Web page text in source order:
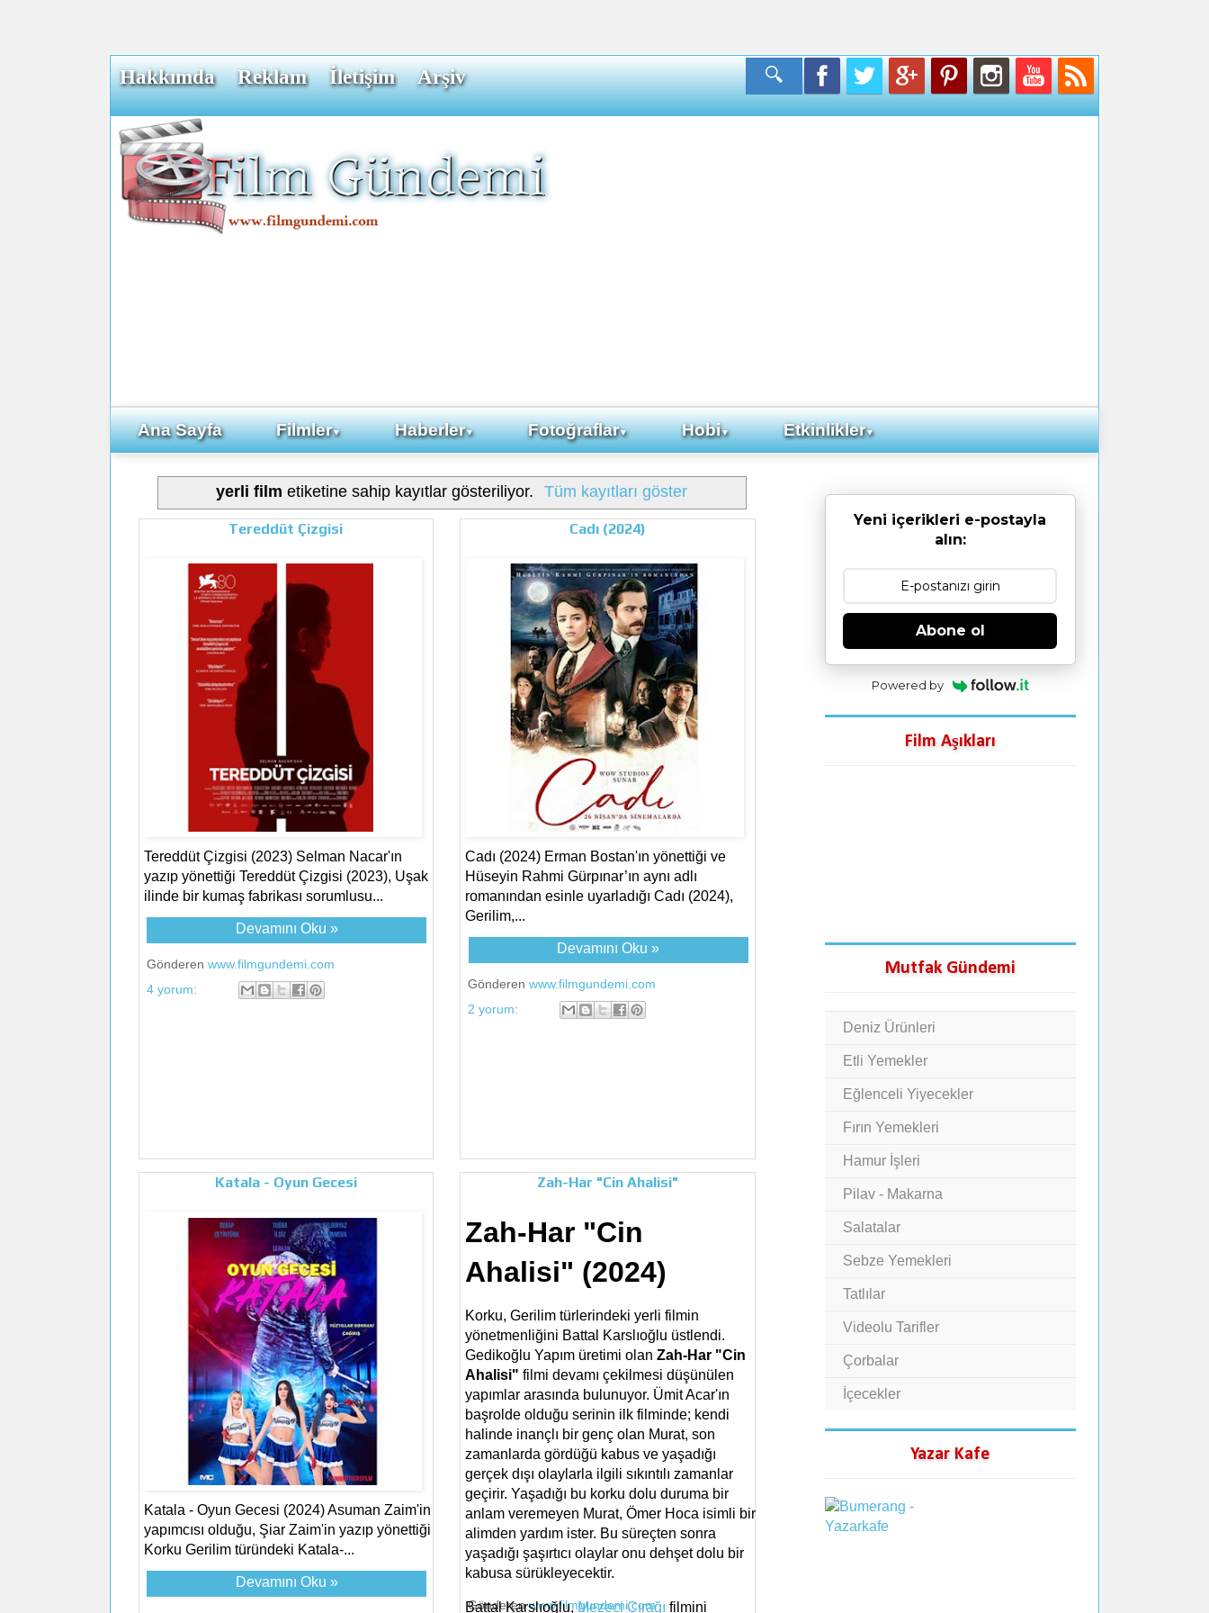
Hakkımda Reklam İletişim Arşiv
Ana Sayfa Filmler▼ Haberler▼ Fotoğraflar▼ Hobi▼ Etkinlikler▼
yerli film etiketine sahip kayıtlar gösteriliyor. Tüm kayıtları göster
Tereddüt Çizgisi
Tereddüt Çizgisi (2023) Selman Nacar'ın
yazıp yönettiği Tereddüt Çizgisi (2023), Uşak
ilinde bir kumaş fabrikası sorumlusu...
Devamını Oku »
Gönderen www.filmgundemi.com
4 yorum:
Cadı (2024)
Cadı (2024) Erman Bostan'ın yönettiği ve
Hüseyin Rahmi Gürpınar’ın aynı adlı
romanından esinle uyarladığı Cadı (2024),
Gerilim,...
Devamını Oku »
Gönderenwww.filmgundemi.com
2 yorum:
Katala - Oyun Gecesi
Katala - Oyun Gecesi (2024) Asuman Zaim'in
yapımcısı olduğu, Şiar Zaim'in yazıp yönettiği
Korku Gerilim türündeki Katala-...
Devamını Oku »
Zah-Har "Cin Ahalisi"
Zah-Har "Cin
Ahalisi" (2024)
Korku, Gerilim türlerindeki yerli filmin
yönetmenliğini Battal Karslıoğlu üstlendi.
Gedikoğlu Yapım üretimi olanZah-Har "Cin
Ahalisi" filmi devamı çekilmesi düşünülen
yapımlar arasında bulunuyor. Ümit Acar'ın
başrolde olduğu serinin ilk filminde; kendi
halinde inançlı bir genç olan Murat, son
zamanlarda gördüğü kabus ve yaşadığı
gerçek dışı olaylarla ilgili sıkıntılı zamanlar
geçirir. Yaşadığı bu korku dolu duruma bir
anlam veremeyen Murat, Ömer Hoca isimli bir
alimden yardım ister. Bu süreçten sonra
yaşadığı şaşırtıcı olaylar onu dehşet dolu bir
kabusa sürükleyecektir.
Battal Karslıoğlu,Mezeci Çırağı filmini
Gönderenwww.filmgundemi.com
Yeni içerikleri e-postayla
alın:
Abone ol
Powered by
Film Aşıkları
Mutfak Gündemi
Deniz Ürünleri
Etli Yemekler
Eğlenceli Yiyecekler
Fırın Yemekleri
Hamur İşleri
Pilav - Makarna
Salatalar
Sebze Yemekleri
Tatlılar
Videolu Tarifler
Çorbalar
İçecekler
Yazar Kafe